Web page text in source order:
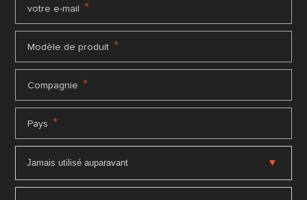
votre e-mail *
Modèle de produit *
Compagnie *
Pays *